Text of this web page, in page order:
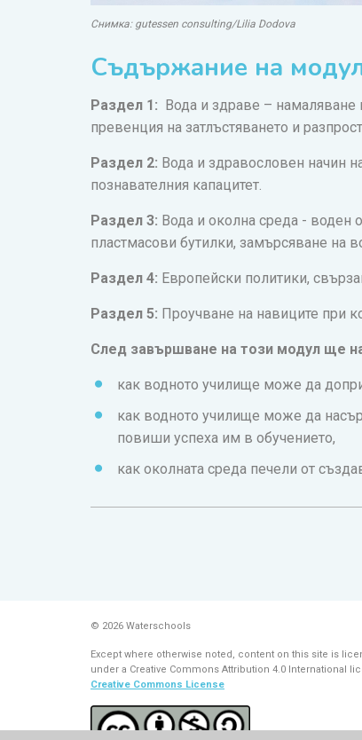
Снимка: gutessen consulting/Lilia Dodova
Съдържание на
Раздел 1:
Вода и здраве – намаляване
превенция на затлъстяването и
Раздел 2: Вода и здравословен начин
познавателния капацитет.
Раздел 3: Вода и околна среда - воден
пластмасови бутилки, замърсяване на
Раздел 4: Европейски политики,
Раздел 5: Проучване на навиците при
След завършване на този модул ще
как водното училище може да
как водното училище може да
повиши успеха им в обучението,
как околната среда печели от
© 2026 Waterschools
Except where otherwise noted, content on this site is
under a Creative Commons Attribution 4.0 International
Creative Commons License